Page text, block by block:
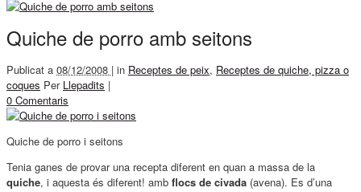
Quiche de porro amb seitons
Publicat a 08/12/2008 | in Receptes de peix, Receptes de quiche, pizza o
coques Per Llepadits |
0 Comentaris
Quiche de porro i seitons
Tenia ganes de provar una recepta diferent en quan a massa de la
quiche, i aquesta és diferent! amb flocs de civada (avena). Es d’una